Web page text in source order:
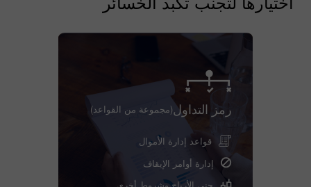
رمز التداول(مجموعة من القواعد)
قواعد إدارة الأموال
إدارة أوامر الإيقاف